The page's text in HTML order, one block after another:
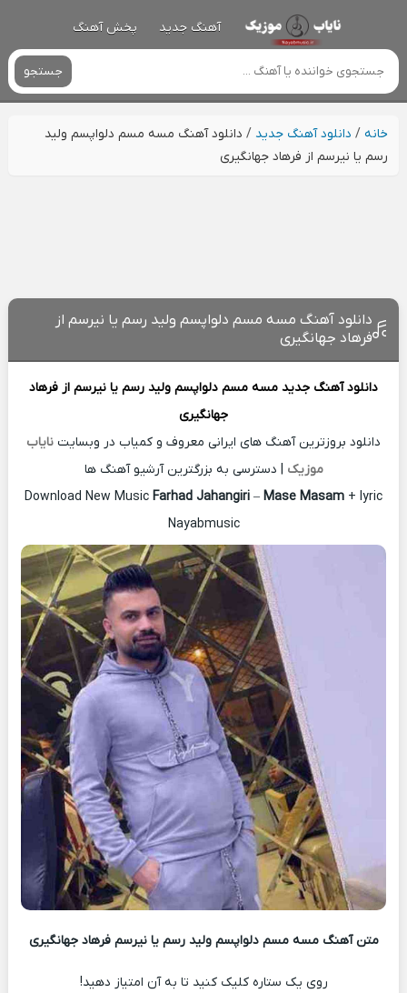
آهنگ جدید پخش آهنگ
جستجو
خانه/ دانلود آهنگ جدید / دانلود آهنگ مسه مسم دلواپسم ولید
رسم یا نیرسم از فرهاد جهانگیری
دانلود آهنگ مسه مسم دلواپسم ولید رسم یا نیرسم از
فرهاد جهانگیری
دانلود آهنگ جدید مسه مسم دلواپسم ولید رسم یا نیرسم از فرهاد
جهانگیری
دانلود بروزترین آهنگ های ایرانی معروف و کمیاب در وبسایت نایاب
موزیک | دسترسی به بزرگترین آرشیو آهنگ ها
Download New Music Farhad Jahangiri – Mase Masam + lyric
Nayabmusic
متن آهنگ مسه مسم دلواپسم ولید رسم یا نیرسم فرهاد جهانگیری
روی یک ستاره کلیک کنید تا به آن امتیاز دهید!